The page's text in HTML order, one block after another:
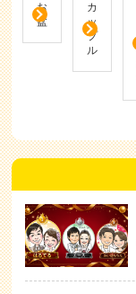
お
盆
カ
ッ
プ
ル